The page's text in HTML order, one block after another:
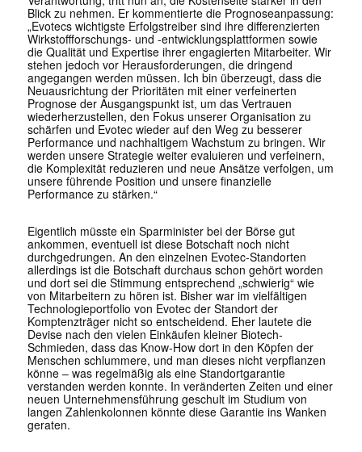
Blick zu nehmen. Er kommentierte die Prognoseanpassung:
„Evotecs wichtigste Erfolgstreiber sind ihre differenzierten
Wirkstoffforschungs- und -entwicklungsplattformen sowie
die Qualität und Expertise ihrer engagierten Mitarbeiter. Wir
stehen jedoch vor Herausforderungen, die dringend
angegangen werden müssen. Ich bin überzeugt, dass die
Neuausrichtung der Prioritäten mit einer verfeinerten
Prognose der Ausgangspunkt ist, um das Vertrauen
wiederherzustellen, den Fokus unserer Organisation zu
schärfen und Evotecwieder auf den Weg zu besserer
Performance und nachhaltigem Wachstum zu bringen. Wir
werden unsere Strategie weiter evaluieren und verfeinern,
die Komplexität reduzieren und neue Ansätze verfolgen, um
unsere führende Position und unsere finanzielle
Performance zu stärken.“
Eigentlich müsste ein Sparminister bei der Börse gut
ankommen, eventuell ist diese Botschaft noch nicht
durchgedrungen. An den einzelnen Evotec-Standorten
allerdings ist die Botschaft durchaus schon gehört worden
und dort sei die Stimmung entsprechend „schwierig“ wie
von Mitarbeitern zu hören ist. Bisher war im vielfältigen
Technologieportfolio von Evotec der Standort der
Komptenzträger nicht so entscheidend. Eher lautete die
Devise nach den vielen Einkäufen kleiner Biotech-
Schmieden, dass das Know-How dort in den Köpfen der
Menschen schlummere, und man dieses nicht verpflanzen
könne – was regelmäßig als eine Standortgarantie
verstanden werden konnte. In veränderten Zeiten und einer
neuen Unternehmensführung geschult im Studium von
langen Zahlenkolonnen könnte diese Garantie ins Wanken
geraten.